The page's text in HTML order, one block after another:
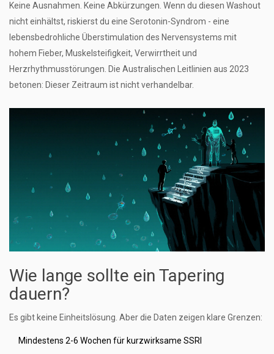
Keine Ausnahmen. Keine Abkürzungen. Wenn du diesen Washout
nicht einhältst, riskierst du eine Serotonin-Syndrom - eine
lebensbedrohliche Überstimulation des Nervensystems mit
hohem Fieber, Muskelsteifigkeit, Verwirrtheit und
Herzrhythmusstörungen. Die Australischen Leitlinien aus 2023
betonen: Dieser Zeitraum ist nicht verhandelbar.
Wie lange sollte ein Tapering
dauern?
Es gibt keine Einheitslösung. Aber die Daten zeigen klare Grenzen:
Mindestens 2-6 Wochen für kurzwirksame SSRI